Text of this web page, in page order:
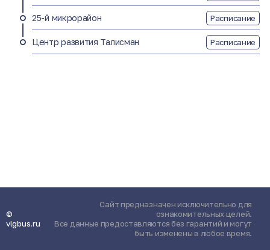
25-й микрорайон Расписание
Центр развития Талисман Расписание
©
vlgbus.ru
Сайт предназначен исключительно для
ознакомительных целей.
Все данные предоставляются без гарантий и могут
быть изменены в любое время.